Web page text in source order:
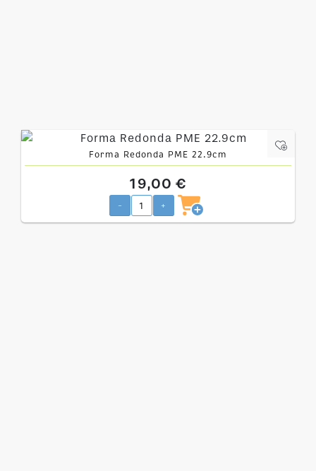
Forma Redonda PME 22.9cm
19,00 €
- +